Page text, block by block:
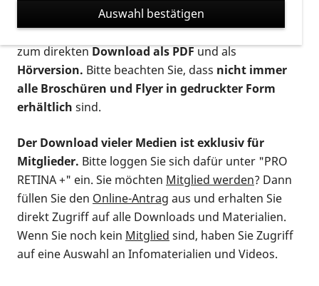
verschiedenen Formaten angeboten: zur
postalischen Bestellung als gedruckte Variante
zum direktenDownload als PDFund als
Hörversion. Bitte beachten Sie, dass nicht immer
alle Broschüren und Flyer in gedruckter Form
erhältlich sind.
Der Download vieler Medien ist exklusiv für
Mitglieder. Bitte loggen Sie sich dafür unter "PRO
RETINA +" ein. Sie möchten Mitglied werden? Dann
füllen Sie den Online-Antrag aus und erhalten Sie
direkt Zugriff auf alle Downloads und Materialien.
Wenn Sie noch kein Mitglied sind, haben Sie Zugriff
auf eine Auswahl an Infomaterialien und Videos.
Auswahl bestätigen